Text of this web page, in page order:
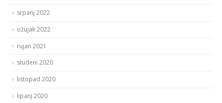
srpanj 2022
ožujak 2022
rujan 2021
studeni 2020
listopad 2020
lipanj 2020